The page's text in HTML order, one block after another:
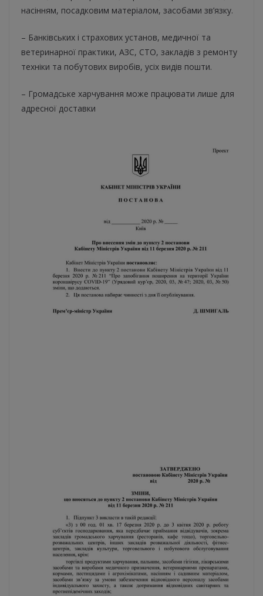
насінням, посадковим матеріалом, засобами зв’язку.
– Банківських і страхових установ, медичної та
ветеринарної практики, АЗС, СТО, закладів з ремонту
техніки та побутових виробів, усіх видів пошти.
– Громадське харчування може працювати лише для
адресної доставки